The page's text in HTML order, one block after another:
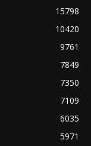
15798
10420
9761
7849
7350
7109
6035
5971